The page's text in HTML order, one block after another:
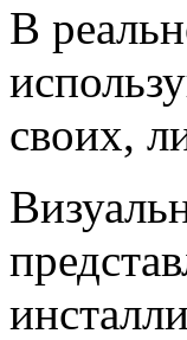
В
своих,